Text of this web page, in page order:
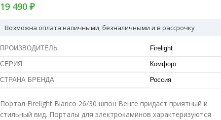
19 490 ₽
Возможна оплата наличными, безналичными и в рассрочку
ПРОИЗВОДИТЕЛЬ Firelight
СЕРИЯ Комфорт
СТРАНА БРЕНДА Россия
Портал Firelight Bianco 26/30 шпон Венге придаст приятный и
стильный вид. Порталы для электрокаминов характеризуются